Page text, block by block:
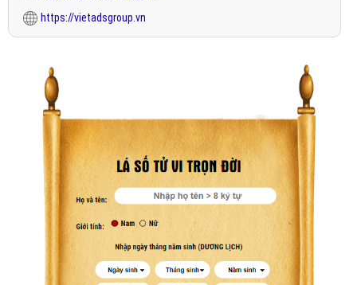
https://vietadsgroup.vn